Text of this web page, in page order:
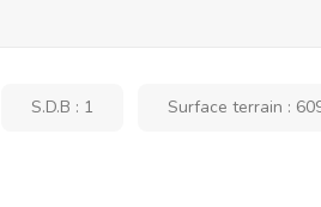
S.D.B : 1 Surface terrain :